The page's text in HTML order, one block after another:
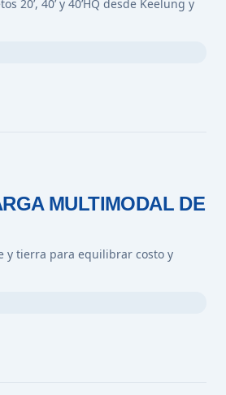
20’, 40’ y 40’HQ desde Keelung y
MULTIMODAL DE
y tierra para equilibrar costo y